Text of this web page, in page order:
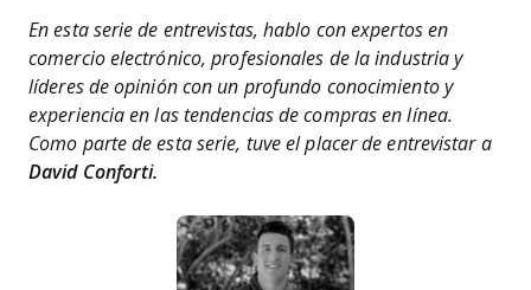
En esta serie de entrevistas, hablo con expertos en
comercio electrónico, profesionales de la industria y
líderes de opinión con un profundo conocimiento y
experiencia en las tendencias de compras en línea.
Como parte de esta serie, tuve el placer de entrevistar a
David Conforti.